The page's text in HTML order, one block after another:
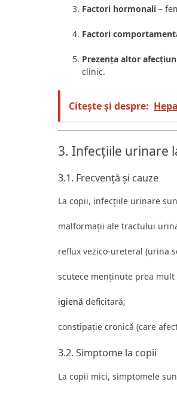
Factori hormonali –
Factori
Prezența altor
clinic.
Citește și despre:
3. Infecțiile urinare
3.1. Frecvență și cauze
La copii, infecțiile urinare
malformații ale tractului
reflux vezico-ureteral (urina
scutece menținute prea mult
igienă deficitară;
constipație cronică (care
3.2. Simptome la copii
La copii mici, simptomele